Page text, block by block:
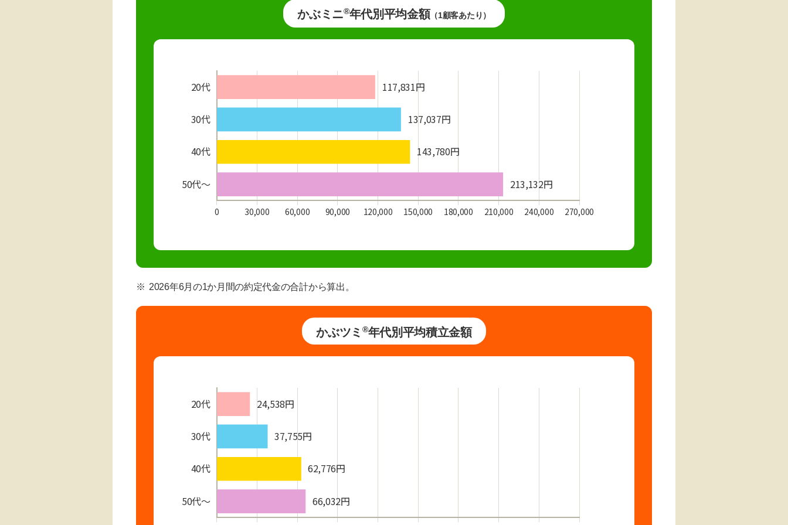
かぶミニ®年代別平均金額 （1顧客あたり）
2026年6月の1か月間の約定代金の合計から算出。
かぶツミ ®年代別平均積立金額